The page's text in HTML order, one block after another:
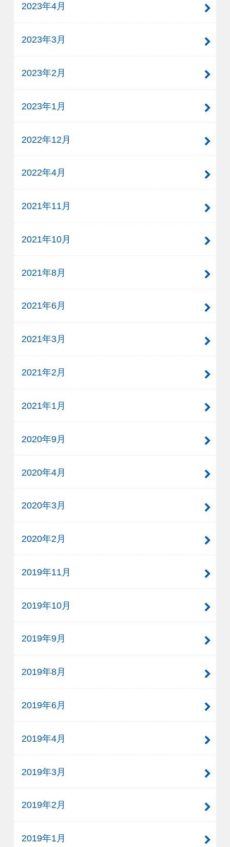
2023年4月
2023年3月
2023年2月
2023年1月
2022年12月
2022年4月
2021年11月
2021年10月
2021年8月
2021年6月
2021年3月
2021年2月
2021年1月
2020年9月
2020年4月
2020年3月
2020年2月
2019年11月
2019年10月
2019年9月
2019年8月
2019年6月
2019年4月
2019年3月
2019年2月
2019年1月